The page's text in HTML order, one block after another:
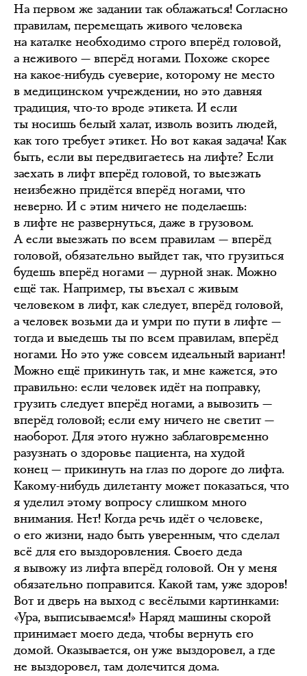
На первом же задании так облажаться! Согласно
правилам, перемещать живого человека
на каталке необходимо строго вперёд головой,
а неживого — вперёд ногами. Похоже скорее
на какое-нибудь суеверие, которому не место
в медицинском учреждении, но это давняя
традиция, что-то вроде этикета. И если
ты носишь белый халат, изволь возить людей,
как того требует этикет. Но вот какая задача! Как
быть, если вы передвигаетесь на лифте? Если
заехать в лифт вперёд головой, то выезжать
неизбежно придётся вперёд ногами, что
неверно. И с этим ничего не поделаешь:
в лифте не развернуться, даже в грузовом.
А если выезжать по всем правилам — вперёд
головой, обязательно выйдет так, что грузиться
будешь вперёд ногами — дурной знак. Можно
ещё так. Например, ты въехал с живым
человеком в лифт, как следует, вперёд головой,
а человек возьми да и умри по пути в лифте —
тогда и выедешь ты по всем правилам, вперёд
ногами. Но это уже совсем идеальный вариант!
Можно ещё прикинуть так, и мне кажется, это
правильно: если человек идёт на поправку,
грузить следует вперёд ногами, а вывозить —
вперёд головой; если ему ничего не светит —
наоборот. Для этого нужно заблаговременно
разузнать о здоровье пациента, на худой
конец — прикинуть на глаз по дороге до лифта.
Какому-нибудь дилетанту может показаться, что
я уделил этому вопросу слишком много
внимания. Нет! Когда речь идёт о человеке,
о его жизни, надо быть уверенным, что сделал
всё для его выздоровления. Своего деда
я вывожу из лифта вперёд головой. Он у меня
обязательно поправится. Какой там, уже здоров!
Вот и дверь на выход с весёлыми картинками:
«Ура, выписываемся!» Наряд машины скорой
принимает моего деда, чтобы вернуть его
домой. Оказывается, он уже выздоровел, а где
не выздоровел, там долечится дома.